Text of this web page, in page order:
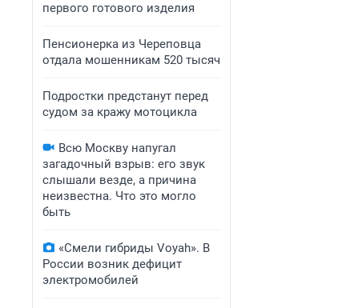
первого готового изделия
Пенсионерка из Череповца
отдала мошенникам 520 тысяч
Подростки предстанут перед
судом за кражу мотоцикла
Всю Москву напугал
загадочный взрыв: его звук
слышали везде, а причина
неизвестна. Что это могло
быть
«Смели гибриды Voyah». В
России возник дефицит
электромобилей